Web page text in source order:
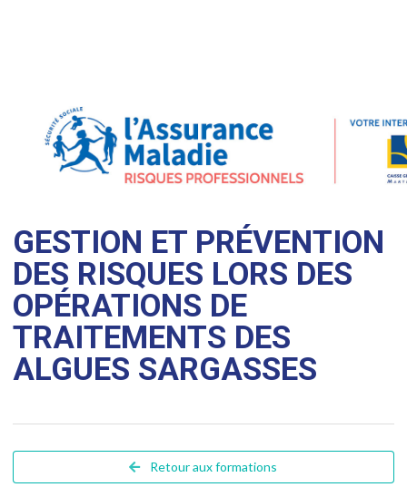
GESTION ET PRÉVENTION
DES RISQUES LORS DES
OPÉRATIONS DE
TRAITEMENTS DES
ALGUES SARGASSES
Retour aux formations